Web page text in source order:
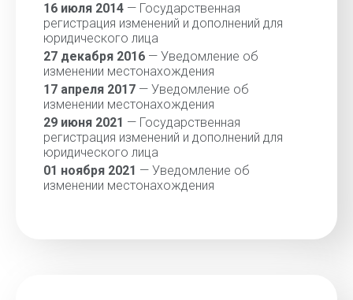
16 июля 2014 — Государственная
регистрация изменений и дополнений для
юридического лица
27 декабря 2016 — Уведомление об
изменении местонахождения
17 апреля 2017 — Уведомление об
изменении местонахождения
29 июня 2021 — Государственная
регистрация изменений и дополнений для
юридического лица
01 ноября 2021 — Уведомление об
изменении местонахождения